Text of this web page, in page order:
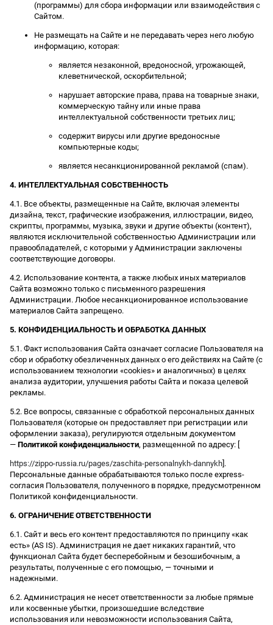
(программы) для сбора информации или взаимодействия с
Сайтом.
Не размещать на Сайте и не передавать через него любую
информацию, которая:
является незаконной, вредоносной, угрожающей,
клеветнической, оскорбительной;
нарушает авторские права, права на товарные знаки,
коммерческую тайну или иные права
интеллектуальной собственности третьих лиц;
содержит вирусы или другие вредоносные
компьютерные коды;
является несанкционированной рекламой (спам).
4. ИНТЕЛЛЕКТУАЛЬНАЯ СОБСТВЕННОСТЬ
4.1. Все объекты, размещенные на Сайте, включая элементы
дизайна, текст, графические изображения, иллюстрации, видео,
скрипты, программы, музыка, звуки и другие объекты (контент),
являются исключительной собственностью Администрации или
правообладателей, с которыми у Администрации заключены
соответствующие договоры.
4.2. Использование контента, а также любых иных материалов
Сайта возможно только с письменного разрешения
Администрации. Любое несанкционированное использование
материалов Сайта запрещено.
5. КОНФИДЕНЦИАЛЬНОСТЬ И ОБРАБОТКА ДАННЫХ
5.1. Факт использования Сайта означает согласие Пользователя на
сбор и обработку обезличенных данных о его действиях на Сайте (с
использованием технологии «cookies» и аналогичных) в целях
анализа аудитории, улучшения работы Сайта и показа целевой
рекламы.
5.2. Все вопросы, связанные с обработкой персональных данных
Пользователя (которые он предоставляет при регистрации или
оформлении заказа), регулируются отдельным документом
— Политикой конфиденциальности, размещенной по адресу: [
https://zippo-russia.ru/pages/zaschita-personalnykh-dannykh ].
Персональные данные обрабатываются только после express-
согласия Пользователя, полученного в порядке, предусмотренном
Политикой конфиденциальности.
6. ОГРАНИЧЕНИЕ ОТВЕТСТВЕННОСТИ
6.1. Сайт и весь его контент предоставляются по принципу «как
есть» (AS IS). Администрация не дает никаких гарантий, что
функционал Сайта будет бесперебойным и безошибочным, а
результаты, полученные с его помощью, — точными и
надежными.
6.2. Администрация не несет ответственности за любые прямые
или косвенные убытки, произошедшие вследствие
использования или невозможности использования Сайта,